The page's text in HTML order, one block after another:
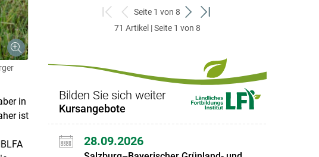
in
ist
zum
ersten
zurück
zum
Seite 1 von 8
weiter
zum
zum
71 Artikel | Seite 1 von 8
Bilden Sie sich weiter
Kursangebote
28.09.2026